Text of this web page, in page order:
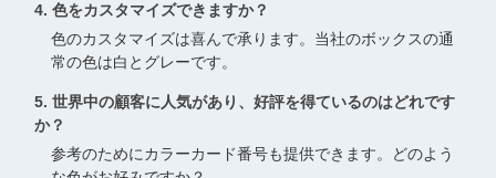
4. 色をカスタマイズできますか？
色のカスタマイズは喜んで承ります。当社のボックスの通
常の色は白とグレーです。
5. 世界中の顧客に人気があり、好評を得ているのはどれです
か？
参考のためにカラーカード番号も提供できます。どのよう